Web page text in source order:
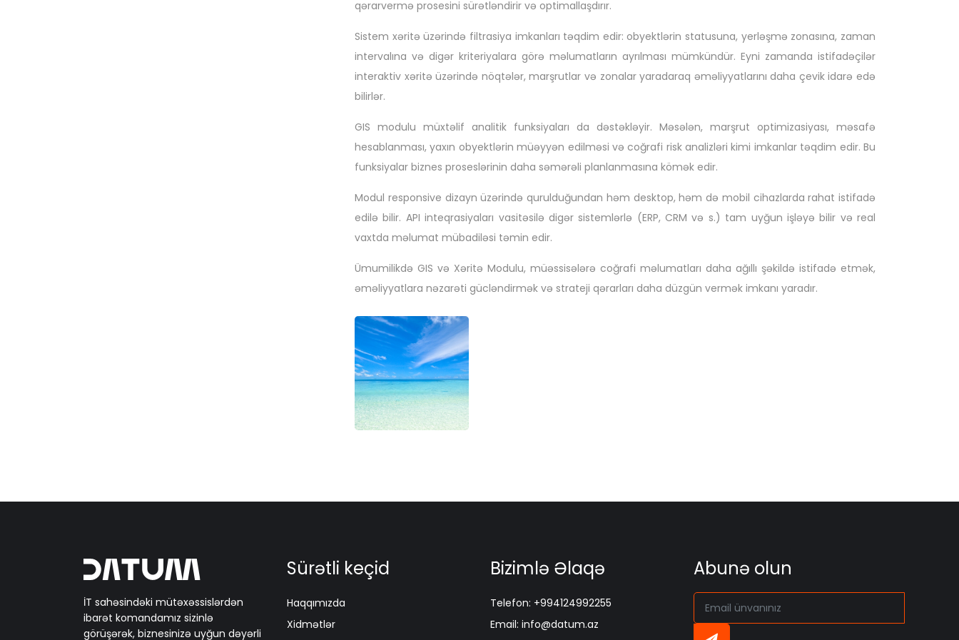
qərarvermə prosesini sürətləndirir və optimallaşdırır.
Sistem xəritə üzərində filtrasiya imkanları təqdim edir: obyektlərin statusuna, yerləşmə zonasına, zaman
intervalına və digər kriteriyalara görə məlumatların ayrılması mümkündür. Eyni zamanda istifadəçilər
interaktiv xəritə üzərində nöqtələr, marşrutlar və zonalar yaradaraq əməliyyatlarını daha çevik idarə edə
bilirlər.
GIS modulu müxtəlif analitik funksiyaları da dəstəkləyir. Məsələn, marşrut optimizasiyası, məsafə
hesablanması, yaxın obyektlərin müəyyən edilməsi və coğrafi risk analizləri kimi imkanlar təqdim edir. Bu
funksiyalar biznes proseslərinin daha səmərəli planlanmasına kömək edir.
Modul responsive dizayn üzərində qurulduğundan həm desktop, həm də mobil cihazlarda rahat istifadə
edilə bilir. API inteqrasiyaları vasitəsilə digər sistemlərlə (ERP, CRM və s.) tam uyğun işləyə bilir və real
vaxtda məlumat mübadiləsi təmin edir.
Ümumilikdə GIS və Xəritə Modulu, müəssisələrə coğrafi məlumatları daha ağıllı şəkildə istifadə etmək,
əməliyyatlara nəzarəti gücləndirmək və strateji qərarları daha düzgün vermək imkanı yaradır.
İT sahəsindəki mütəxəssislərdən
ibarət komandamız sizinlə
görüşərək, biznesinizə uyğun dəyərli
Sürətli keçid
Haqqımızda
Xidmətlər
Bizimlə Əlaqə
Telefon: +994124992255
Email: info@datum.az
Abunə olun